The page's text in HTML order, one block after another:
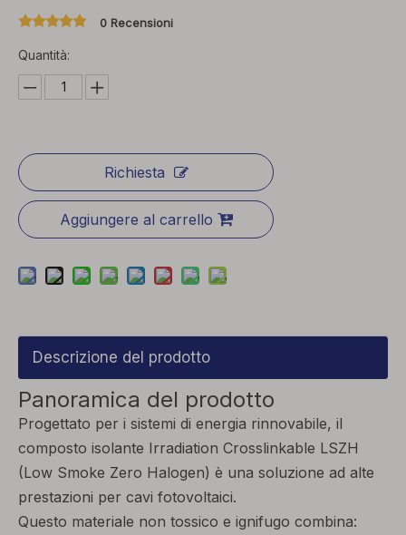
0 Recensioni
Quantità:
Richiesta
Aggiungere al carrello
Descrizione del prodotto
Panoramica del prodotto
Progettato per i sistemi di energia rinnovabile, il
composto isolante Irradiation Crosslinkable LSZH
(Low Smoke Zero Halogen) è una soluzione ad alte
prestazioni per cavi fotovoltaici.
Questo materiale non tossico e ignifugo combina: